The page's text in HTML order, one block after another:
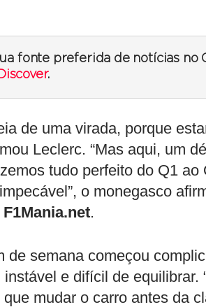
fonte preferida de notícias no
.
de uma virada, porque
Leclerc. “Mas aqui, um
tudo perfeito do Q1
o monegasco
F1Mania.net.
de semana começou
e difícil de equilibrar.
mudar o carro antes da